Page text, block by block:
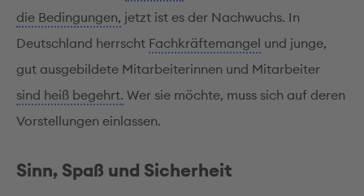
die Bedingungen, jetzt ist es der Nachwuchs. In
Deutschland herrscht Fachkräftemangel und junge,
gut ausgebildete Mitarbeiterinnen und Mitarbeiter
sind heiß begehrt. Wer sie möchte, muss sich auf deren
Vorstellungen einlassen.
Sinn, Spaß und Sicherheit